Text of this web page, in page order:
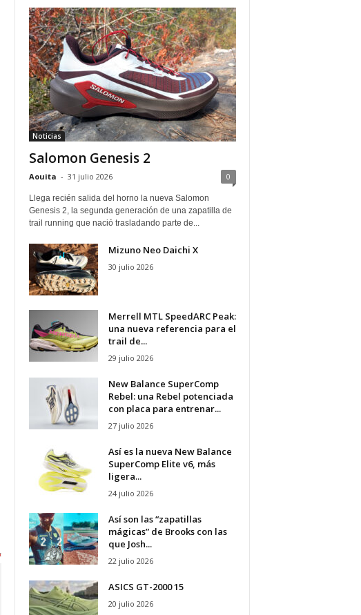
Noticias
Salomon Genesis 2
Aouita - 31 julio 2026 0
Llega recién salida del horno la nueva Salomon
Genesis 2, la segunda generación de una zapatilla de
trail running que nació trasladando parte de...
Mizuno Neo Daichi X
30 julio 2026
Merrell MTL SpeedARC Peak:
una nueva referencia para el
trail de...
29 julio 2026
New Balance SuperComp
Rebel: una Rebel potenciada
con placa para entrenar...
27 julio 2026
Así es la nueva New Balance
SuperComp Elite v6, más
ligera...
24 julio 2026
Así son las “zapatillas
mágicas” de Brooks con las
que Josh...
22 julio 2026
ASICS GT-2000 15
20 julio 2026